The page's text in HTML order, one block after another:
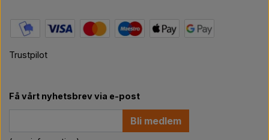
Trustpilot
Få vårt nyhetsbrev via e-post
Bli medlem